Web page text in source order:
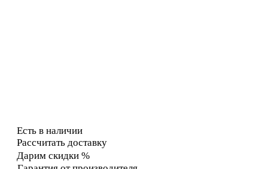
Есть в наличии
Рассчитать доставку
Дарим скидки %